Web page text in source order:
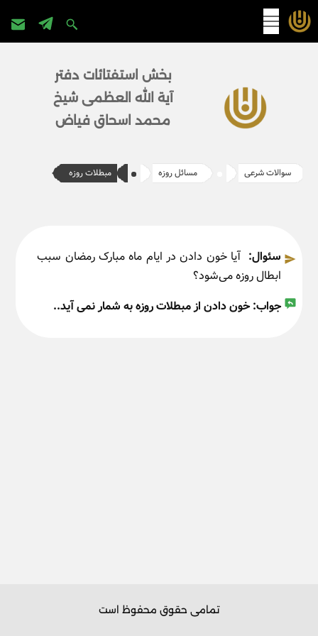
پرش
بخش استفتائات دفتر
آیة الله العظمی شیخ
محمد اسحاق فیاض
سوالات شرعی مسائل روزه مبطلات روزه
سئوال: آیا خون دادن در ایام ماه مبارک رمضان سبب
ابطال روزه می‌شود؟
جواب: خون دادن از مبطلات روزه به شمار نمی آید..
تمامی حقوق محفوظ است